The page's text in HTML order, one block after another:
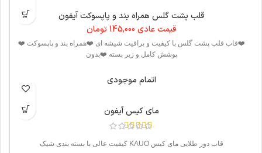
قلب پشت گلس همراه بند و پاپسوکت آیفون
قیمت عادی145,000تومان
❤️قاب قلب پشت گلس با کیفیت و براقیت شیشه ای ❤️همراه بند و پاپسوکت ❤️
پوشش کامل و زیر بسته ❤️بدون
اتمام موجودی
مای کیس آیفون
قاب دور طلایی مای کیس KAUO کیفیت عالی با بسته بندی شیک